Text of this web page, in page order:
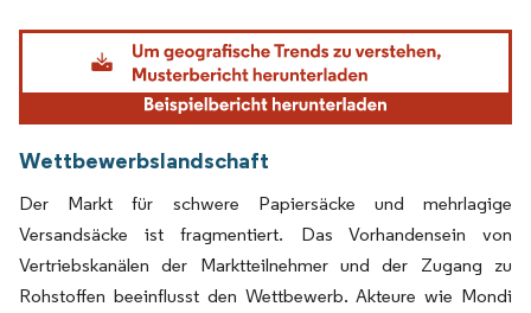
Bild © Mordor Intelligence. Wiederverwendung erfordert Namensnennung gemäß
Wettbewerbslandschaft
Der Markt für schwere Papiersäcke und mehrlagige
Versandsäcke ist fragmentiert. Das Vorhandensein von
Vertriebskanälen der Marktteilnehmer und der Zugang zu
Rohstoffen beeinflusst den Wettbewerb. Akteure wie Mondi